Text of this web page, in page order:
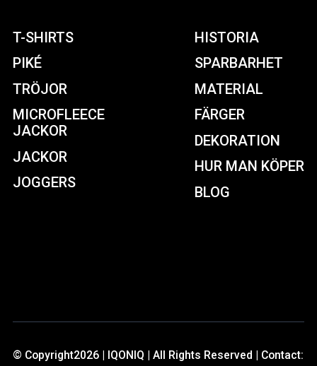
T-SHIRTS
PIKÉ
TRÖJOR
MICROFLEECE
JACKOR
JACKOR
JOGGERS
HISTORIA
SPARBARHET
MATERIAL
FÄRGER
DEKORATION
HUR MAN KÖPER
BLOG
© Copyright2026 | IQONIQ | All Rights Reserved | Contact: